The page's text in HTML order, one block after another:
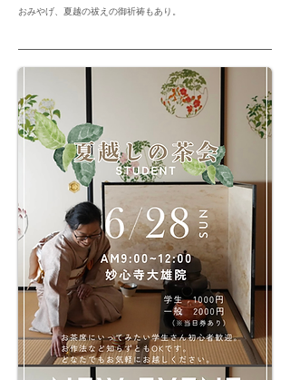
おみやげ、夏越の祓えの御祈祷もあり。